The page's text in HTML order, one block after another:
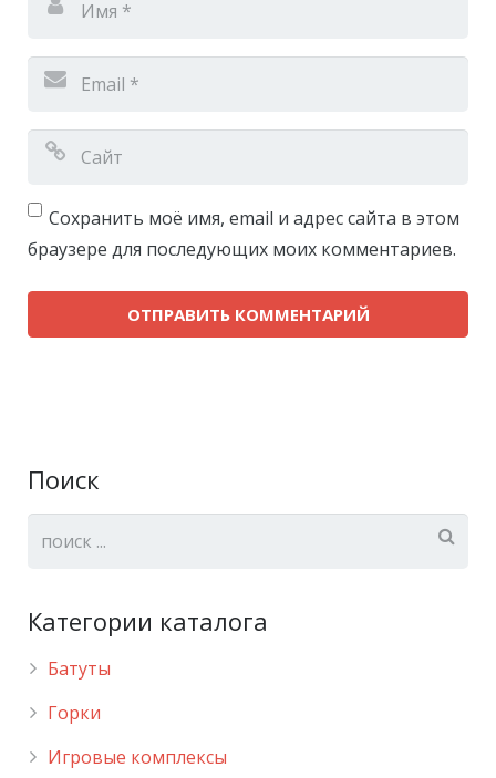
Сохранить моё имя, email и адрес сайта в этом
браузере для последующих моих комментариев.
Поиск
Категории каталога
Батуты
Горки
Игровые комплексы